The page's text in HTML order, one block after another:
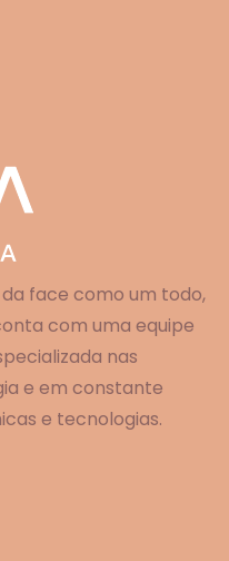
face como um todo,
com uma equipe
nas
e em constante
e tecnologias.